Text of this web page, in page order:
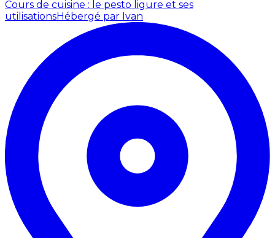
Cours de cuisine : le pesto ligure et ses
utilisationsHébergé par Ivan